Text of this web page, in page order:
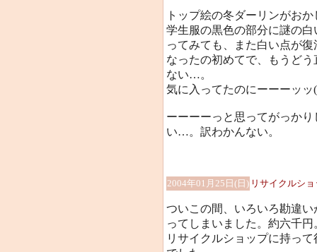
トップ絵の冬ダーリンがお
学生服の黒色の部分に謎の
ってみても、また白い点が
なったの初めてで、もうど
ない…。
気に入ってたのにーーーッッ
ーーーーっと思ってがっか
い…。訳わかんない。
2004年01月25日(日) リサイクルシ
ついこの間、いろいろ勘違
ってしまいました。約六千
リサイクルショップに持っ